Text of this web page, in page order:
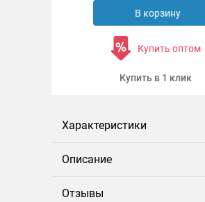
В корзину
Купить оптом
Купить в 1 клик
Характеристики
Описание
Отзывы